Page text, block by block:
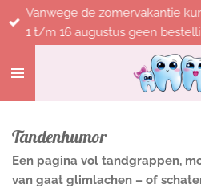
Ga
direct
de
Vanwege de zomervakantie
1 t/m 16 augustus geen
Tandenhumor
Een pagina vol tandgrappen,
van gaat glimlachen – of